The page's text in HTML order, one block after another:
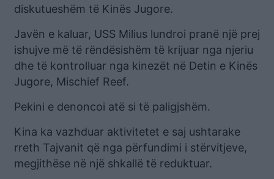
diskutueshëm të Kinës Jugore.
Javën e kaluar, USS Milius lundroi pranë një prej
ishujve më të rëndësishëm të krijuar nga njeriu
dhe të kontrolluar nga kinezët në Detin e Kinës
Jugore, Mischief Reef.
Pekini e denoncoi atë si të paligjshëm.
Kina ka vazhduar aktivitetet e saj ushtarake
rreth Tajvanit që nga përfundimi i stërvitjeve,
megjithëse në një shkallë të reduktuar.